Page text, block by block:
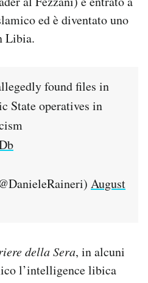
ed è diventato uno
Libia.
found files in
State operatives in
August
della Sera, in alcuni
l’intelligence libica